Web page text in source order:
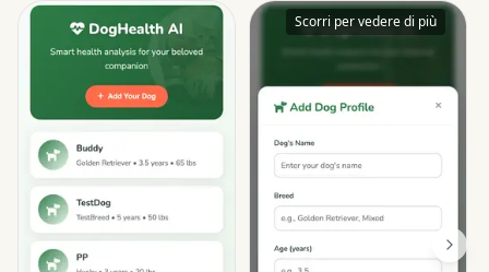
Scorri per vedere di più